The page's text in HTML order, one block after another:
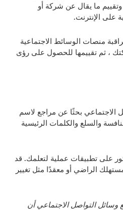
وتقييم ما يقال عن شركة أو
على الإنترنت.
منصات الوسائط الاجتماعية
، ثم تقييمها للحصول على رؤى
الاجتماعي بحثًا عن مراجع لاسم
والسلع والكلمات الرئيسية
على تطبيقات عملية لتعلمك. قد
الراضي أو معقدًا مثل تغيير
التواصل الاجتماعي أن